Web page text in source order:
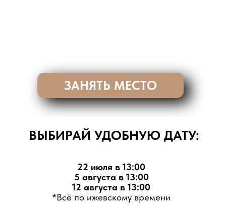
ЗАНЯТЬ МЕСТО
ВЫБИРАЙ УДОБНУЮ ДАТУ:
22 июля в 13:00
5 августа в 13:00
12 августа в 13:00
*Всё по ижевскому времени